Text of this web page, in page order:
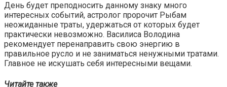
День будет преподносить данному знаку много
интересных событий, астролог пророчит Рыбам
неожиданные траты, удержаться от которых будет
практически невозможно. Василиса Володина
рекомендует перенаправить свою энергию в
правильное русло и не заниматься ненужными тратами.
Главное не искушать себя интересными вещами.
Читайте также